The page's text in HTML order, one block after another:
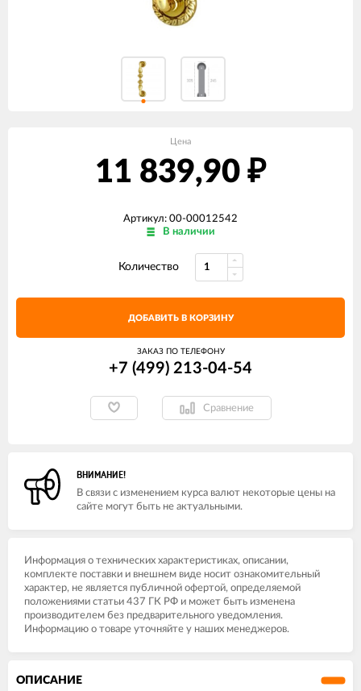
Цена
11 839,90 ₽
Артикул: 00-00012542
В наличии
Количество
ДОБАВИТЬ В КОРЗИНУ
ЗАКАЗ ПО ТЕЛЕФОНУ
+7 (499) 213-04-54​
Сравнение
ВНИМАНИЕ!
В связи с изменением курса валют некоторые цены на
сайте могут быть не актуальными.
Информация о технических характеристиках, описании,
комплекте поставки и внешнем виде носит ознакомительный
характер, не является публичной офертой, определяемой
положениями статьи 437 ГК РФ и может быть изменена
производителем без предварительного уведомления.
Информацию о товаре уточняйте у наших менеджеров.
ОПИСАНИЕ